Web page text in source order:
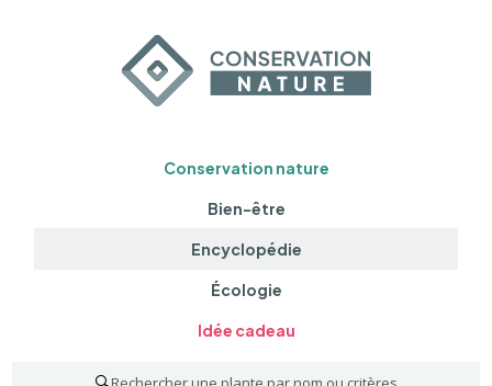
Conservation nature
Bien-être
Encyclopédie
Écologie
Idée cadeau